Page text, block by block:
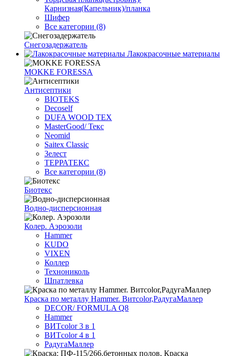
Карнизная(Капельник)/планка
Шифер
Все категории (8)
Снегозадержатель
Лакокрасочные материалы
MOKKE FORESSA
Антисептики
BIOTEKS
Decoself
DUFA WOOD TEX
MasterGood/ Текс
Neomid
Saitex Classic
Зелест
ТЕРРАТЕКС
Все категории (8)
Биотекс
Водно-дисперсионная
Колер. Аэрозоли
Hammer
KUDO
VIXEN
Коллер
Технониколь
Шпатлевка
Краска по металлу Hammer. Витcolor,РадугаМаллер
DECOR/ FORMULA Q8
Hammer
ВИТcolor 3 в 1
ВИТcolor 4 в 1
РадугаМаллер